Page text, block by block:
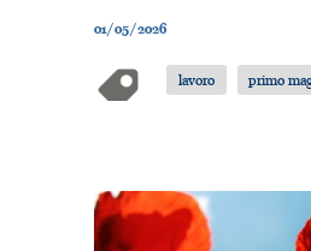
01/05/2026
lavoro primo